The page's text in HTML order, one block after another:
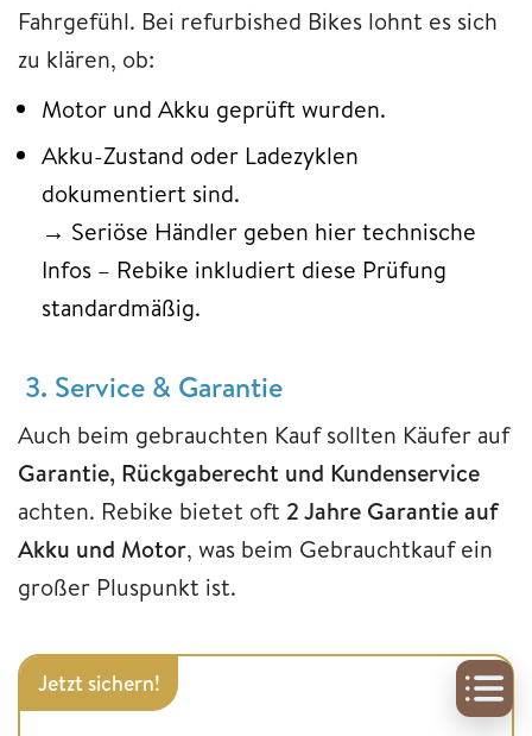
Fahrgefühl. Bei refurbished Bikes lohnt es sich
zu klären, ob:
Motor und Akku geprüft wurden.
Akku-Zustand oder Ladezyklen
dokumentiert sind.
→ Seriöse Händler geben hier technische
Infos – Rebike inkludiert diese Prüfung
standardmäßig.
3. Service & Garantie
Auch beim gebrauchten Kauf sollten Käufer auf
Garantie, Rückgaberecht und Kundenservice
achten. Rebike bietet oft 2 Jahre Garantie auf
Akku und Motor, was beim Gebrauchtkauf ein
großer Pluspunkt ist.
Jetzt sichern!